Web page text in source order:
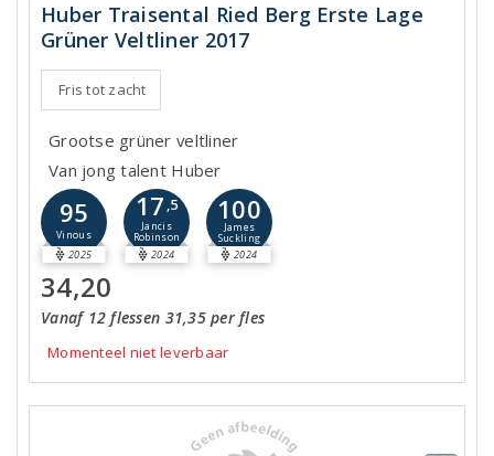
Huber Traisental Ried Berg Erste Lage
Grüner Veltliner 2017
Fris tot zacht
Grootse grüner veltliner
Van jong talent Huber
95
Vinous
2025
17 ,5
Jancis
Robinson
2024
100
James
Suckling
2024
34,20
Vanaf 12 flessen 31,35 per fles
Momenteel niet leverbaar